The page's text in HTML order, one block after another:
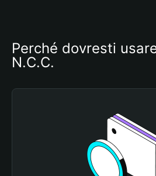
Perché dovresti
N.C.C.